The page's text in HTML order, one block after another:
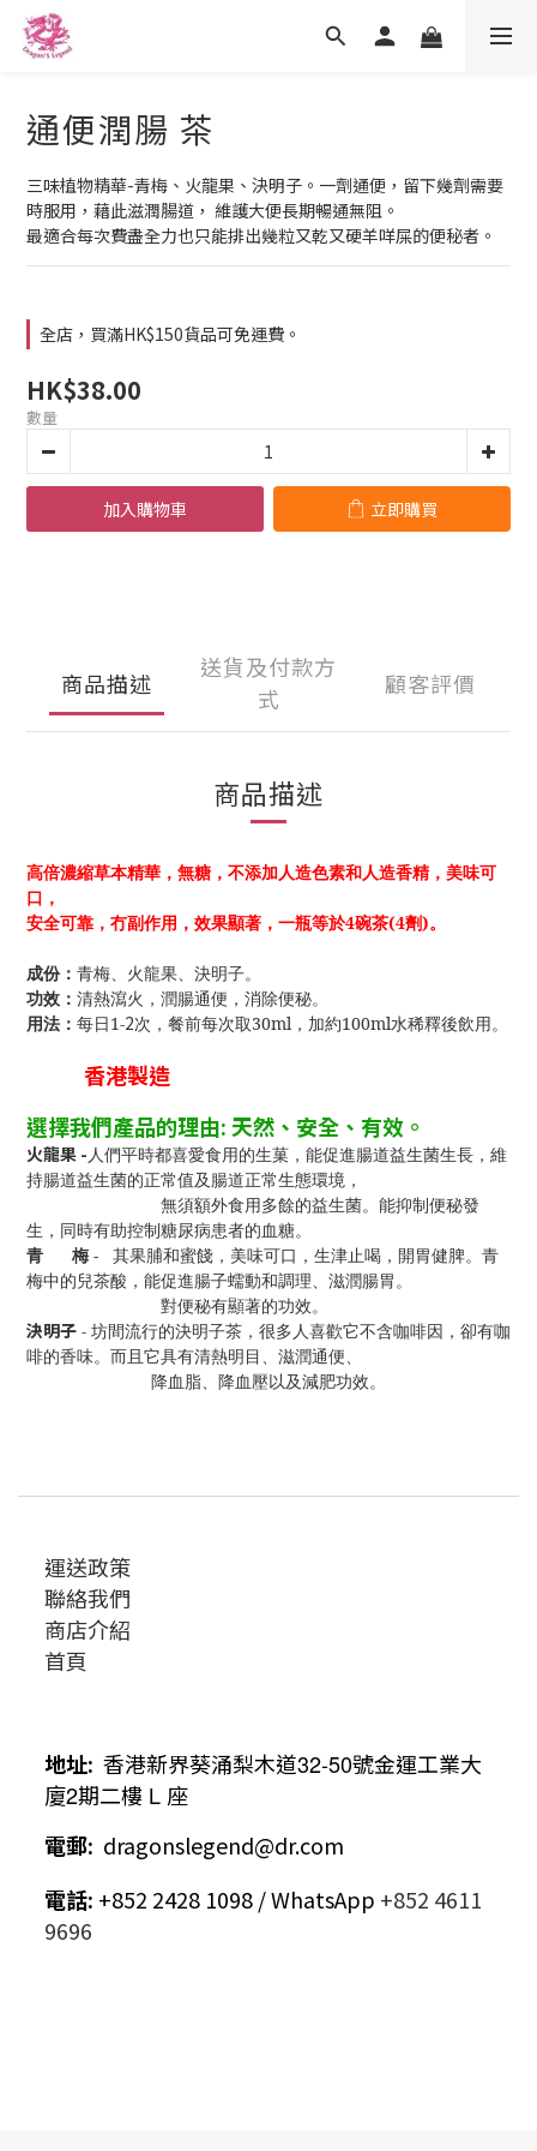
通便潤腸 茶
三味植物精華-青梅、火龍果、決明子。一劑通便，留下幾劑需要
時服用，藉此滋潤腸道， 維護大便長期暢通無阻。
最適合每次費盡全力也只能排出幾粒又乾又硬羊咩屎的便秘者。
全店，買滿HK$150貨品可免運費。
HK$38.00
數量
加入購物車 立即購買
商品描述
送貨及付款方
式
顧客評價
商品描述
高倍濃縮草本精華，無糖，不添加人造色素和人造香精， 美味可
口，
安全可靠，冇副作用，效果顯著，一瓶等於4碗茶(4劑)。
成份： 青梅、火龍果、 決明子。
功效 ： 清熱瀉火，潤腸通便， 消除便秘。
用法： 每日1-2次，餐前每次取30ml，加約100ml水稀釋後飲用。
香港製造
選擇我們產品的理由: 天然、安全、有效。
火龍果 -人們平時都喜愛食用的生菓，能促進腸道益生菌生長，維
持腸道益生菌的正常值及腸道正常生態環境 ，
無須額外食用多餘的益生菌。 能抑制便秘發
生，同時有助控制糖尿病患者的血糖。
青 梅 -
其果脯和蜜餞，美味可口，生津止喝，開胃健脾。青
梅中的兒茶酸，能促進腸子蠕動和調理、滋潤腸胃。
對便秘有顯著的功效。
決明子 - 坊間流行的決明子茶，很多人喜歡它不含咖啡因，卻有咖
啡的香味。而且它具有清熱明目、 滋潤通便、
降血脂、降血壓以及減肥功效。
運送政策
聯絡我們
商店介紹
首頁
地址: 香港新界葵涌梨木道32-50號金運工業大
廈2期二樓 L 座
電郵: dragonslegend@dr.com
電話: +852 2428 1098 / WhatsApp +852 4611
9696